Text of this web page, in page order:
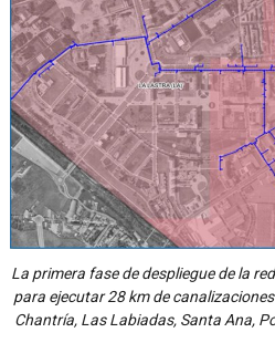
La primera fase de despliegue de la
para ejecutar 28 km de
Chantría, Las Labiadas, Santa Ana,